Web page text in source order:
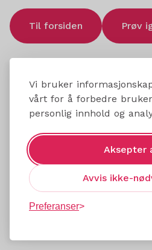
Vi bruker
vårt for å forbedre
personlig innhold og
Aksepter
Avvis ikke-
Preferanser
Til forsiden Prøv